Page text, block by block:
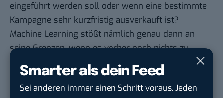
Smarter als dein Feed
Sei anderen immer einen Schritt voraus. Jeden
eingeführt werden soll oder wenn eine bestimmte
Kampagne sehr kurzfristig ausverkauft ist?
Machine Learning stößt nämlich genau dann an
seine Grenzen, wenn es vorher noch nichts zu
lernen gab. Daher ist es die Aufgabe der
menschlichen Affiliate-Manager weiterhin kreativ
und flexibel die Kampagnen zu planen.